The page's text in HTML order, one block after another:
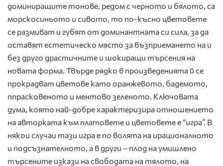
доминиращите тонове, редом с черното и бялото, са
морскосиньото и сивото, то по-късно цветовете
се размиват и губят от доминантната си сила, за да
оставят естетическо място за възприемането на и
без друго драстичните и шокиращи търсения на
новата форма. Твърде рядко в произведенията й се
прокрадват цветове като оранжевото, бадемото,
ппрасковеното и ментово зеленото. Ключовата
дума, която най-добре характеризира отношението
на авторката към платовете и цветовете е “игра”. В
някои случаи тази игра е по волята на ирационалното
и подсъзнателното, а в други – плод на умишлено
търсените изкази на свободата на тялото, на